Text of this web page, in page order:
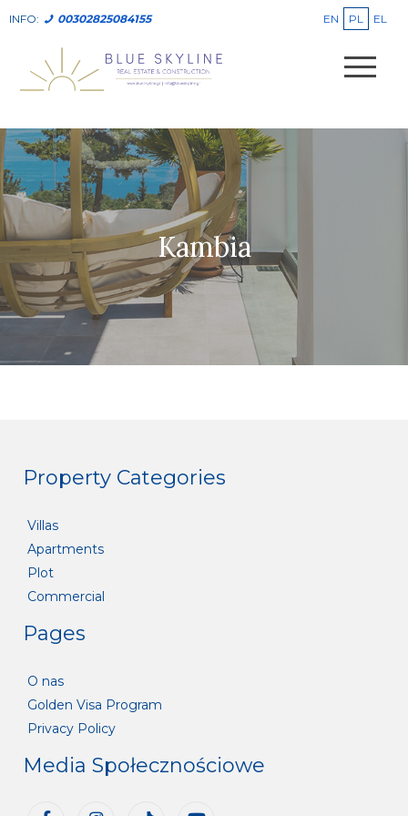
INFO: 00302825084155 EN PL EL
Kambia
Property Categories
Villas
Apartments
Plot
Commercial
Pages
O nas
Golden Visa Program
Privacy Policy
Media Społecznościowe